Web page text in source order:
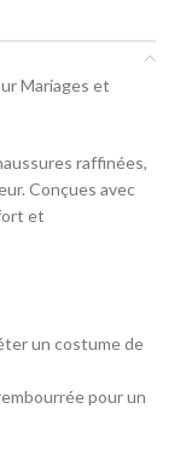
le produit
44
Mariages et
raffinées,
Conçues avec
et
un costume de
pour un